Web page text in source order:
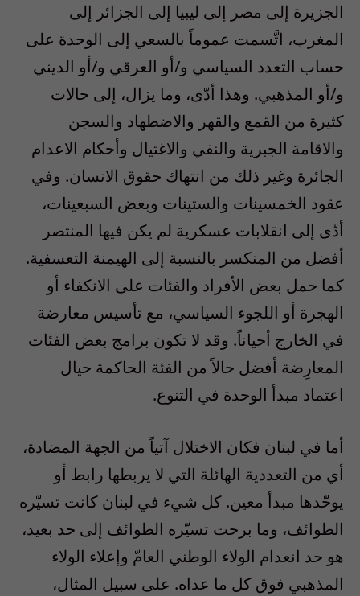
الجزيرة إلى مصر إلى ليبيا إلى الجزائر إلى
المغرب، اتَّسمت عموماً بالسعي إلى الوحدة على
حساب التعدد السياسي و/أو العرقي و/أو الديني
و/أو المذهبي. وهذا أدّى، وما يزال، إلى حالات
كثيرة من القمع والقهر والاضطهاد والسجن
والاقامة الجبرية والنفي والاغتيال وأحكام الاعدام
الجائرة وغير ذلك من انتهاك حقوق الانسان. وفي
عقود الخمسينات والستينات وبعض السبعينات،
أدّى إلى انقلابات عسكرية لم يكن فيها المنتصر
أفضل من المنكسر بالنسبة إلى الهيمنة التعسفية.
كما حمل بعض الأفراد والفئات على الانكفاء أو
الهجرة أو اللجوء السياسي، مع تأسيس معارضة
في الخارج أحياناً. وقد لا تكون برامج بعض الفئات
المعارِضة أفضل حالاً من الفئة الحاكمة حيال
اعتماد مبدأ الوحدة في التنوع.
أما في لبنان فكان الاختلال آتياً من الجهة المضادة،
أي من التعددية الهائلة التي لا يربطها رابط أو
يوحّدها مبدأ معين. كل شيء في لبنان كانت تسيّره
الطوائف، وما برحت تسيّره الطوائف إلى حد بعيد،
هو حد انعدام الولاء الوطني العامّ وإعلاء الولاء
المذهبي فوق كل ما عداه. على سبيل المثال،